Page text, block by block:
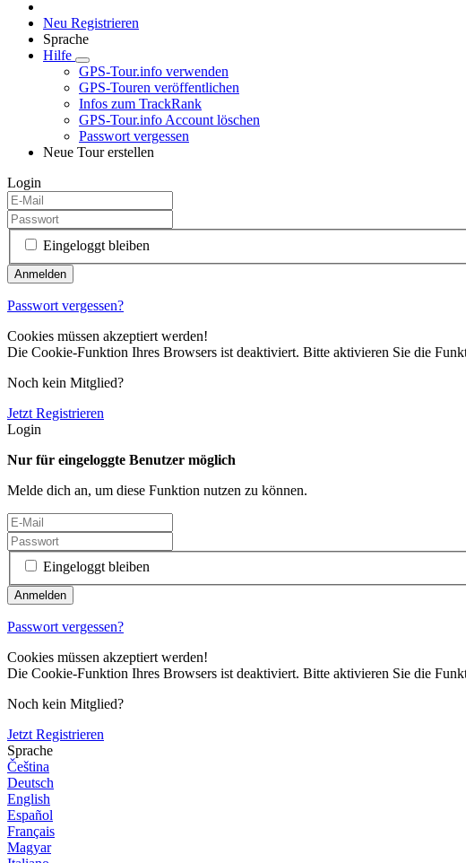
Neu Registrieren
Sprache
Hilfe
GPS-Tour.info verwenden
GPS-Touren veröffentlichen
Infos zum TrackRank
GPS-Tour.info Account löschen
Passwort vergessen
Neue Tour erstellen
Login
Eingeloggt bleiben
Passwort vergessen?
Cookies müssen akzeptiert werden!
Die Cookie-Funktion Ihres Browsers ist deaktiviert. Bitte aktivieren Sie die
Noch kein Mitglied?
Jetzt Registrieren
Login
Nur für eingeloggte Benutzer möglich
Melde dich an, um diese Funktion nutzen zu können.
Eingeloggt bleiben
Passwort vergessen?
Cookies müssen akzeptiert werden!
Die Cookie-Funktion Ihres Browsers ist deaktiviert. Bitte aktivieren Sie die
Noch kein Mitglied?
Jetzt Registrieren
Sprache
Čeština
Deutsch
English
Español
Français
Magyar